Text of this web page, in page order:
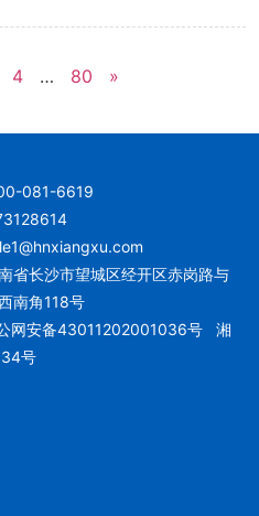
4 … 80 »
081-6619
省长沙市望城区经开区赤岗路与
南角118号
网安备43011202001036号
湘
号